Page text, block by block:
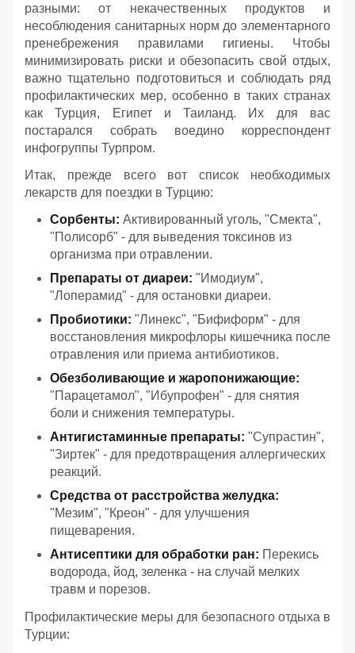
разными: от некачественных продуктов и
несоблюдения санитарных норм до элементарного
пренебрежения правилами гигиены. Чтобы
минимизировать риски и обезопасить свой отдых,
важно тщательно подготовиться и соблюдать ряд
профилактических мер, особенно в таких странах
как Турция, Египет и Таиланд. Их для вас
постарался собрать воедино корреспондент
инфогруппы Турпром.
Итак, прежде всего вот список необходимых
лекарств для поездки в Турцию:
Сорбенты: Активированный уголь, "Смекта",
"Полисорб" - для выведения токсинов из
организма при отравлении.
Препараты от диареи: "Имодиум",
"Лоперамид" - для остановки диареи.
Пробиотики: "Линекс", "Бифиформ" - для
восстановления микрофлоры кишечника после
отравления или приема антибиотиков.
Обезболивающие и жаропонижающие:
"Парацетамол", "Ибупрофен" - для снятия
боли и снижения температуры.
Антигистаминные препараты: "Супрастин",
"Зиртек" - для предотвращения аллергических
реакций.
Средства от расстройства желудка:
"Мезим", "Креон" - для улучшения
пищеварения.
Антисептики для обработки ран: Перекись
водорода, йод, зеленка - на случай мелких
травм и порезов.
Профилактические меры для безопасного отдыха в
Турции: